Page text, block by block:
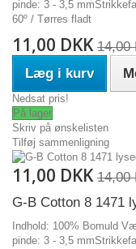
pinde: 3 - 3,5
60º / Tørres fladt
11,00 DKK 14,00
Læg i kurv
Nedsat pris!
På lager
Skriv på ønskelisten
Tilføj sammenligning
11,00 DKK 14,00
G-B Cotton 8 1471
Indhold: 100% Bomuld
pinde: 3 - 3,5